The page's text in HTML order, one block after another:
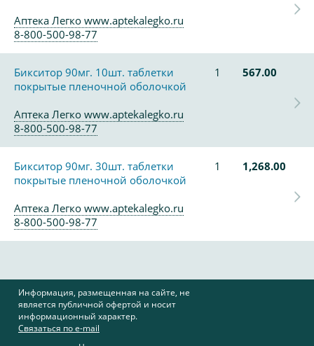
Аптека Легко www.aptekalegko.ru
8-800-500-98-77
Бикситор 90мг. 10шт. таблетки
покрытые пленочной оболочкой
1 567.00
Аптека Легко www.aptekalegko.ru
8-800-500-98-77
Бикситор 90мг. 30шт. таблетки
покрытые пленочной оболочкой
1 1,268.00
Аптека Легко www.aptekalegko.ru
8-800-500-98-77
Информация, размещенная на сайте, не
является публичной офертой и носит
информационный характер.
Связаться по e-mail